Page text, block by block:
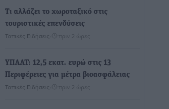
Τι αλλάζει το χωροταξικό στις
τουριστικές επενδύσεις
Τοπικές Ειδήσεις πριν 2 ώρες
ΥΠΑΑΤ: 12,5 εκατ. ευρώ στις 13
Περιφέρειες για μέτρα βιοασφάλειας
Τοπικές Ειδήσεις πριν 2 ώρες